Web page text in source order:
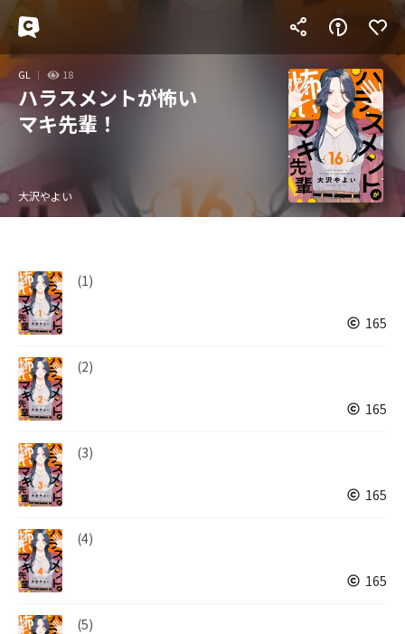
GL 18
ハラスメントが怖い
マキ先輩！
大沢やよい
(1)
165
(2)
165
(3)
165
(4)
165
(5)